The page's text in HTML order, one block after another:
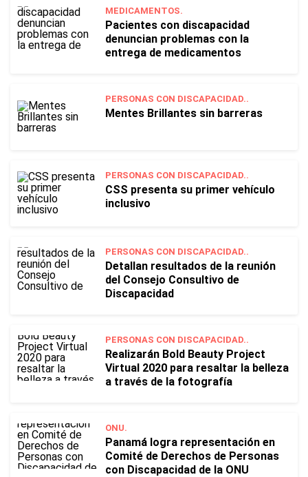
MEDICAMENTOS.
Pacientes con discapacidad
denuncian problemas con la
entrega de medicamentos
PERSONAS CON DISCAPACIDAD..
Mentes Brillantes sin barreras
PERSONAS CON DISCAPACIDAD..
CSS presenta su primer vehículo
inclusivo
PERSONAS CON DISCAPACIDAD..
Detallan resultados de la reunión
del Consejo Consultivo de
Discapacidad
PERSONAS CON DISCAPACIDAD..
Realizarán Bold Beauty Project
Virtual 2020 para resaltar la belleza
a través de la fotografía
ONU.
Panamá logra representación en
Comité de Derechos de Personas
con Discapacidad de la ONU